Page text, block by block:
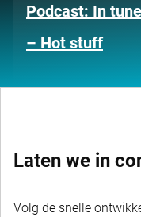
Podcast: In
– Hot stuff
Laten we in
Volg de snelle